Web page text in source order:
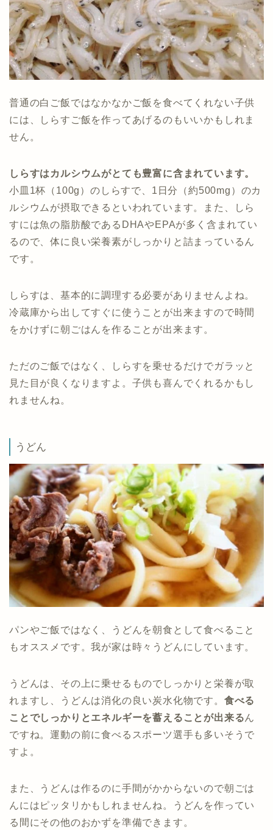
普通の白ご飯ではなかなかご飯を食べてくれない子供
には、しらすご飯を作ってあげるのもいいかもしれま
せん。
しらすはカルシウムがとても豊富に含まれています。
小皿1杯（100g）のしらすで、1日分（約500mg）のカ
ルシウムが摂取できるといわれています。また、しら
すには魚の脂肪酸であるDHAやEPAが多く含まれてい
るので、体に良い栄養素がしっかりと詰まっているん
です。
しらすは、基本的に調理する必要がありませんよね。
冷蔵庫から出してすぐに使うことが出来ますので時間
をかけずに朝ごはんを作ることが出来ます。
ただのご飯ではなく、しらすを乗せるだけでガラッと
見た目が良くなりますよ。子供も喜んでくれるかもし
れませんね。
うどん
パンやご飯ではなく、うどんを朝食として食べること
もオススメです。我が家は時々うどんにしています。
うどんは、その上に乗せるものでしっかりと栄養が取
れますし、うどんは消化の良い炭水化物です。 食べる
ことでしっかりとエネルギーを蓄えることが出来るん
ですね。運動の前に食べるスポーツ選手も多いそうで
すよ。
また、うどんは作るのに手間がかからないので朝ごは
んにはピッタリかもしれませんね。うどんを作ってい
る間にその他のおかずを準備できます。